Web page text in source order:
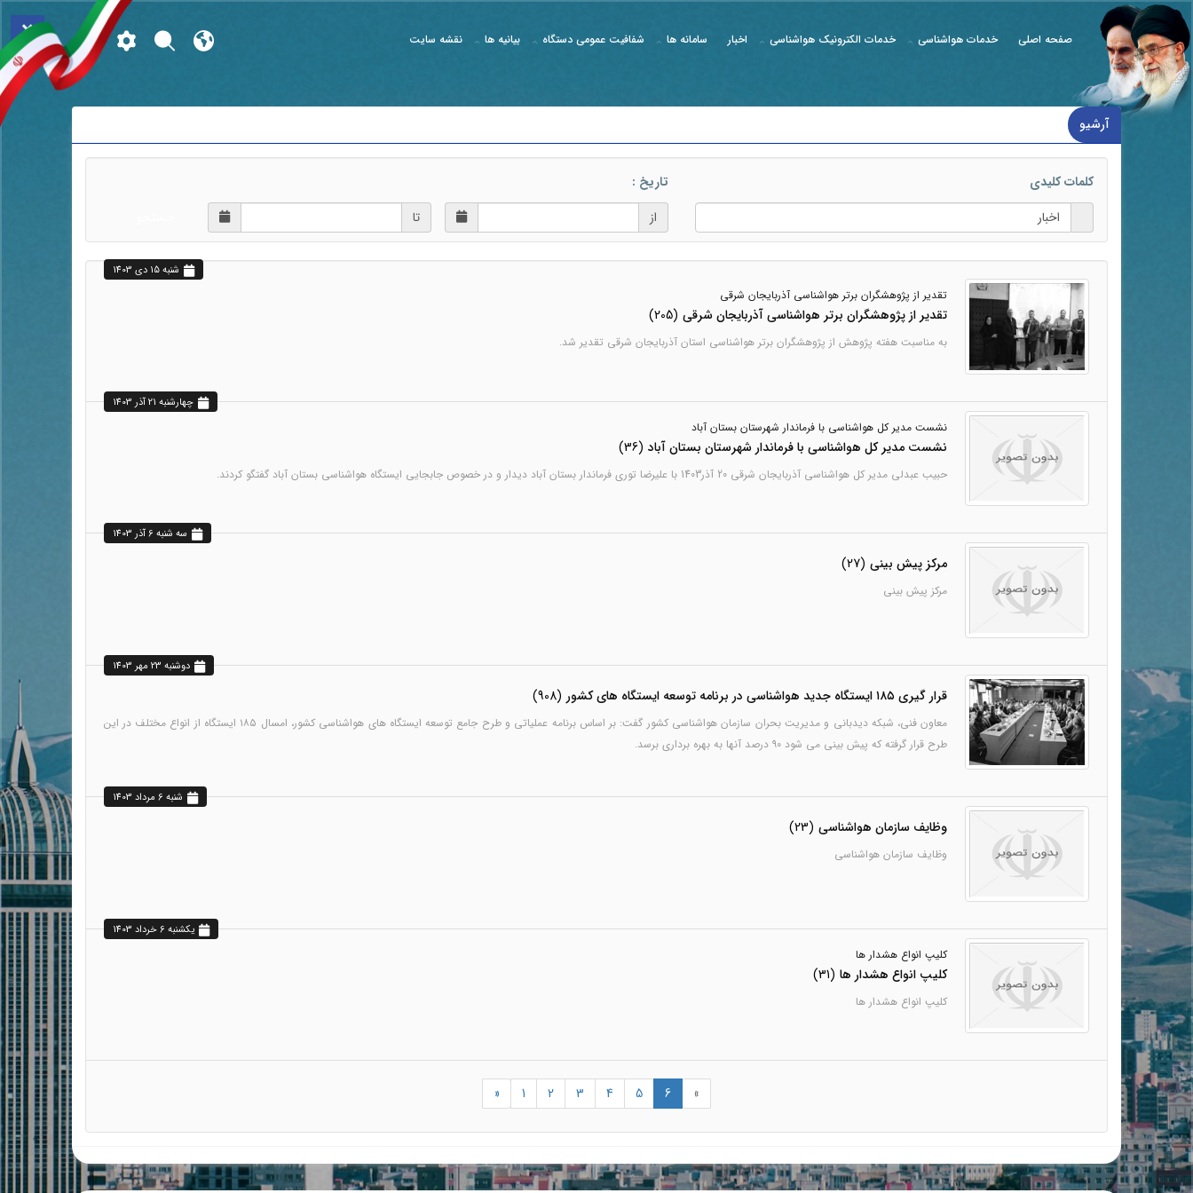
× صفحه اصلی خدمات هواشناسی خدمات الکترونیک هواشناسی اخبار سامانه ها شفافیت عمومی دستگاه بیانیه ها نقشه سایت
آرشیو
کلمات کلیدی
تاریخ :
از
تا
تقدیر از پژوهشگران برتر هواشناسی آذربایجان شرقی
تقدیر از پژوهشگران برتر هواشناسی آذربایجان شرقی (205)
به مناسبت هفته پژوهش از پژوهشگران برتر هواشناسی استان آذربایجان شرقی تقدیر شد.
شنبه 15 دي 1403
نشست مدیر کل هواشناسی با فرماندار شهرستان بستان آباد
نشست مدیر کل هواشناسی با فرماندار شهرستان بستان آباد (36)
حبیب عبدلی مدیر کل هواشناسی آذربایجان شرقی 20 آذر1403 با علیرضا توری فرماندار بستان آباد دیدار و در خصوص جابجایی ایستگاه هواشناسی بستان آباد گفتگو کردند.
چهارشنبه 21 آذر 1403
مرکز پیش بینی (27)
مرکز پیش بینی
سه شنبه 6 آذر 1403
قرار گیری ۱۸۵ ایستگاه جدید هواشناسی در برنامه توسعه ایستگاه های کشور (908)
معاون فنی، شبکه دیدبانی و مدیریت بحران سازمان هواشناسی کشور گفت: بر اساس برنامه عملیاتی و طرح جامع توسعه ایستگاه های هواشناسی کشور، امسال ۱۸۵ ایستگاه از انواع مختلف در این
طرح قرار گرفته که پیش بینی می شود ۹۰ درصد آنها به بهره برداری برسد.
دوشنبه 23 مهر 1403
وظایف سازمان هواشناسی (23)
وظایف سازمان هواشناسی
شنبه 6 مرداد 1403
کلیپ انواع هشدار ها
کلیپ انواع هشدار ها (31)
کلیپ انواع هشدار ها
يکشنبه 6 خرداد 1403
« 1 2 3 4 5 6 »